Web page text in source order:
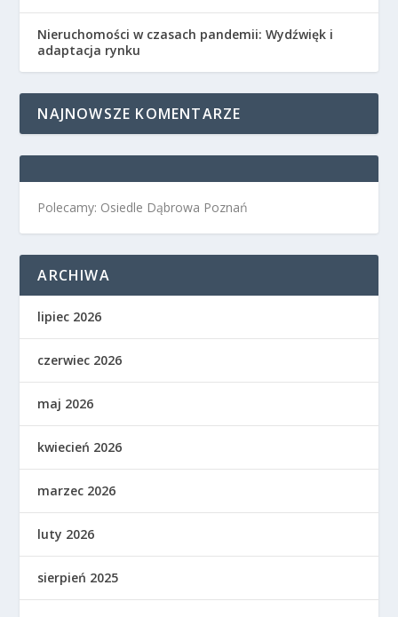
Nieruchomości w czasach pandemii: Wydźwięk i
adaptacja rynku
NAJNOWSZE KOMENTARZE
Polecamy: Osiedle Dąbrowa Poznań
ARCHIWA
lipiec 2026
czerwiec 2026
maj 2026
kwiecień 2026
marzec 2026
luty 2026
sierpień 2025